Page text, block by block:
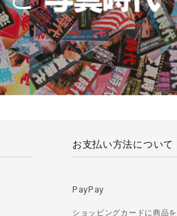
お支払い方法について
PayPay
ショッピングカードに商品